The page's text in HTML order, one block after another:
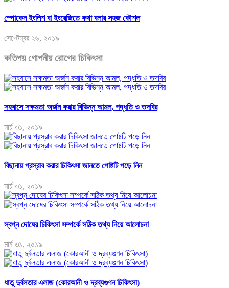
স্পোকেন ইংলিশ বা ইংরেজিতে কথা বলার সহজ কৌশল
সেপ্টেম্বর ২৬, ২০১৯
কতিপয় গোপনীয় রোগের চিকিৎসা
সহবাসে সক্ষমতা অর্জন করার বিভিন্ন আমল, পদ্ধতি ও তদবির
মার্চ ৩১, ২০১৯
বিছানায় প্রস্রাব করার চিকিৎসা জানতে পোষ্টটি পড়ে নিন
মার্চ ৩১, ২০১৯
স্বপ্ন দোষের চিকিৎসা সম্পর্কে সঠিক তথ্য নিয়ে আলোচনা
মার্চ ৩১, ২০১৯
ধাতু দুর্বলতার এলাজ (কোরআনী ও দ্রব্যগুণন চিকিৎসা)